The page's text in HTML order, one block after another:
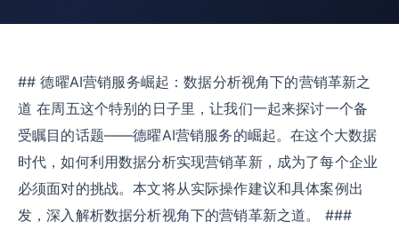
## 德曜AI营销服务崛起：数据分析视角下的营销革新之
道 在周五这个特别的日子里，让我们一起来探讨一个备
受瞩目的话题——德曜AI营销服务的崛起。在这个大数据
时代，如何利用数据分析实现营销革新，成为了每个企业
必须面对的挑战。本文将从实际操作建议和具体案例出
发，深入解析数据分析视角下的营销革新之道。 ###